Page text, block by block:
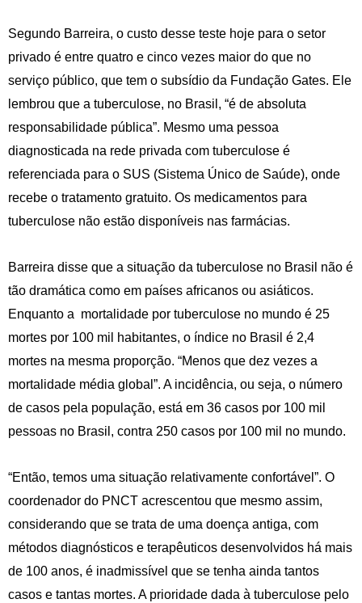
Segundo Barreira, o custo desse teste hoje para o setor
privado é entre quatro e cinco vezes maior do que no
serviço público, que tem o subsídio da Fundação Gates. Ele
lembrou que a tuberculose, no Brasil, “é de absoluta
responsabilidade pública”. Mesmo uma pessoa
diagnosticada na rede privada com tuberculose é
referenciada para o SUS (Sistema Único de Saúde), onde
recebe o tratamento gratuito. Os medicamentos para
tuberculose não estão disponíveis nas farmácias.
Barreira disse que a situação da tuberculose no Brasil não é
tão dramática como em países africanos ou asiáticos.
Enquanto a mortalidade por tuberculose no mundo é 25
mortes por 100 mil habitantes, o índice no Brasil é 2,4
mortes na mesma proporção. “Menos que dez vezes a
mortalidade média global”. A incidência, ou seja, o número
de casos pela população, está em 36 casos por 100 mil
pessoas no Brasil, contra 250 casos por 100 mil no mundo.
“Então, temos uma situação relativamente confortável”. O
coordenador do PNCT acrescentou que mesmo assim,
considerando que se trata de uma doença antiga, com
métodos diagnósticos e terapêuticos desenvolvidos há mais
de 100 anos, é inadmissível que se tenha ainda tantos
casos e tantas mortes. A prioridade dada à tuberculose pelo